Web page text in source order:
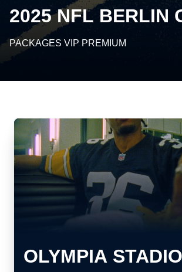
2025 NFL BERLIN
PACKAGES VIP PREMIUM
OLYMPIA